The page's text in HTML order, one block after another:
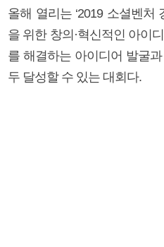
올해 열리는 ‘2019 소셜벤처
을 위한 창의·혁신적인 아이
를 해결하는 아이디어 발굴
두 달성할 수 있는 대회다.